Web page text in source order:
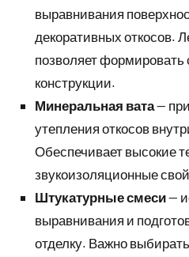
выравнивания
декоративных откосов.
позволяет
конструкции.
Минеральная вата—
утепления откосов
Обеспечивает высокие
звукоизоляционные
Штукатурные смеси—
выравнивания и
отделку. Важно